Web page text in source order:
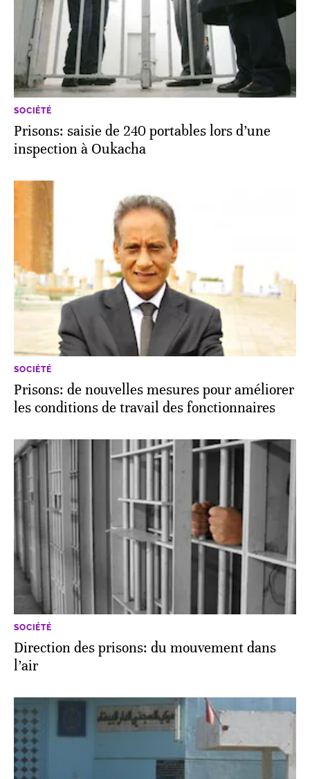
SOCIÉTÉ
Prisons: saisie de 240 portables lors d’une
inspection à Oukacha
SOCIÉTÉ
Prisons: de nouvelles mesures pour améliorer
les conditions de travail des fonctionnaires
SOCIÉTÉ
Direction des prisons: du mouvement dans
l’air